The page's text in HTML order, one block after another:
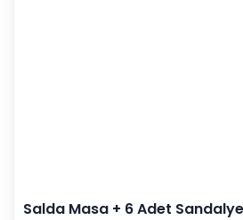
Salda Masa + 6 Adet Sandalye